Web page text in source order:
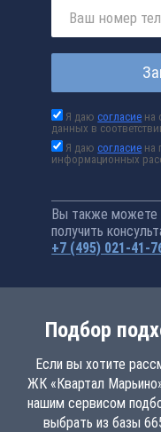
Я даюсогласие на
данных в
Я даюсогласие на
информационных
Вы также можете
получить
+7 (495) 021-41-
Подбор
Если вы хотите
ЖК «Квартал
нашим сервисом
выбрать из базы